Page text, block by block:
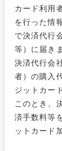
カード利用
を行った情
で決済代行
等）に届き
決済代行会
者）の購入
ジットカー
このとき、
済手数料等
ットカード